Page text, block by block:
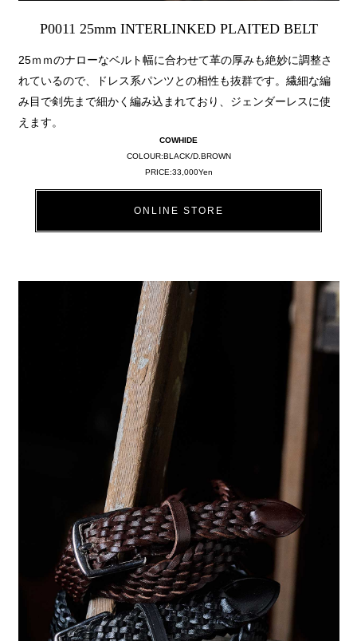
P0011 25mm INTERLINKED PLAITED BELT
25ｍｍのナローなベルト幅に合わせて革の厚みも絶妙に調整さ
れているので、ドレス系パンツとの相性も抜群です。繊細な編
み目で剣先まで細かく編み込まれており、ジェンダーレスに使
えます。
COWHIDE
COLOUR:BLACK/D.BROWN
PRICE:33,000Yen
ONLINE STORE